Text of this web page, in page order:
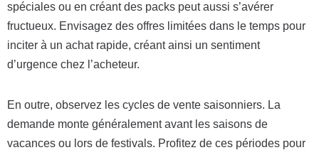
spéciales ou en créant des packs peut aussi s’avérer
fructueux. Envisagez des offres limitées dans le temps pour
inciter à un achat rapide, créant ainsi un sentiment
d’urgence chez l’acheteur.
En outre, observez les cycles de vente saisonniers. La
demande monte généralement avant les saisons de
vacances ou lors de festivals. Profitez de ces périodes pour